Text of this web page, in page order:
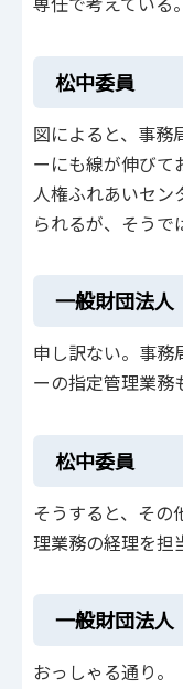
松中委員
図によると、事務
ーにも線が伸びて
人権ふれあいセン
られるが、そうで
一般財団法
申し訳ない。事務
ーの指定管理業務
松中委員
そうすると、その
理業務の経理を担
一般財団法
おっしゃる通り。